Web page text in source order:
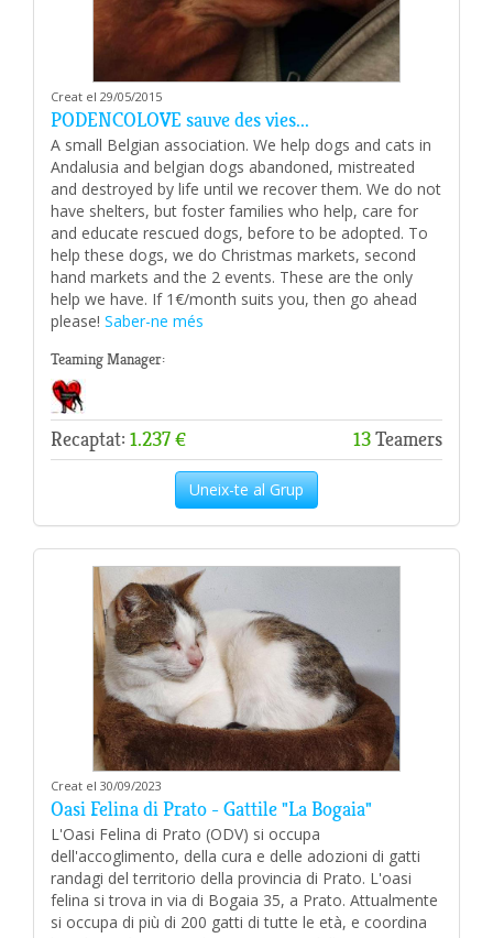
Creat el 29/05/2015
PODENCOLOVE sauve des vies...
A small Belgian association. We help dogs and cats in
Andalusia and belgian dogs abandoned, mistreated
and destroyed by life until we recover them. We do not
have shelters, but foster families who help, care for
and educate rescued dogs, before to be adopted. To
help these dogs, we do Christmas markets, second
hand markets and the 2 events. These are the only
help we have. If 1€/month suits you, then go ahead
please! Saber-ne més
Teaming Manager:
Recaptat: 1.237 € 13Teamers
Uneix-te al Grup
Creat el 30/09/2023
Oasi Felina di Prato - Gattile "La Bogaia"
L'Oasi Felina di Prato (ODV) si occupa
dell'accoglimento, della cura e delle adozioni di gatti
randagi del territorio della provincia di Prato. L'oasi
felina si trova in via di Bogaia 35, a Prato. Attualmente
si occupa di più di 200 gatti di tutte le età, e coordina